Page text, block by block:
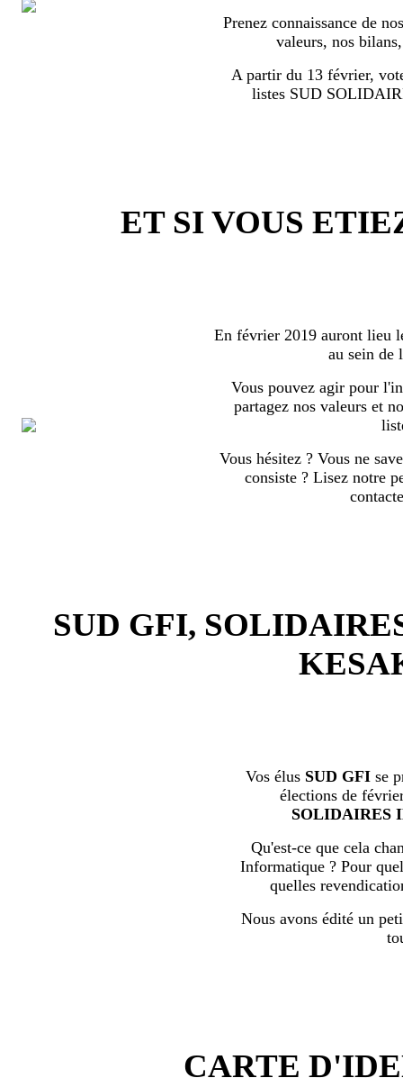
Prenez connaissance de
valeurs, nos
A partir du 13 février,
listes SUD
ET SI VOUS
En février 2019 auront lieu
au sein de
Vous pouvez agir pour
partagez nos valeurs et
Vous hésitez ? Vous ne
consiste ? Lisez notre
SUD GFI,
Vos élus SUD GFI se
élections de
SOLIDAIRES
Qu'est-ce que cela
Informatique ? Pour
quelles
Nous avons édité un
CARTE